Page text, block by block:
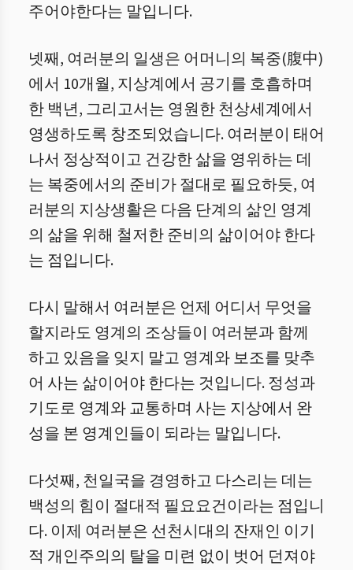
주어야한다는 말입니다.
넷째, 여러분의 일생은 어머니의 복중(腹中)
에서 10개월, 지상계에서 공기를 호흡하며
한 백년, 그리고서는 영원한 천상세계에서
영생하도록 창조되었습니다. 여러분이 태어
나서 정상적이고 건강한 삶을 영위하는 데
는 복중에서의 준비가 절대로 필요하듯, 여
러분의 지상생활은 다음 단계의 삶인 영계
의 삶을 위해 철저한 준비의 삶이어야 한다
는 점입니다.
다시 말해서 여러분은 언제 어디서 무엇을
할지라도 영계의 조상들이 여러분과 함께
하고 있음을 잊지 말고 영계와 보조를 맞추
어 사는 삶이어야 한다는 것입니다. 정성과
기도로 영계와 교통하며 사는 지상에서 완
성을 본 영계인들이 되라는 말입니다.
다섯째, 천일국을 경영하고 다스리는 데는
백성의 힘이 절대적 필요요건이라는 점입니
다. 이제 여러분은 선천시대의 잔재인 이기
적 개인주의의 탈을 미련 없이 벗어 던져야